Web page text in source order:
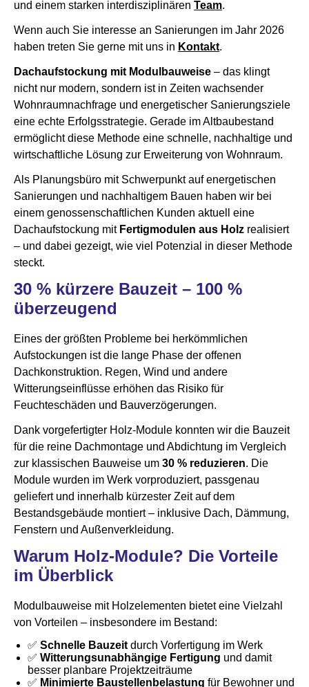
und einem starken interdisziplinären Team.
Wenn auch Sie interesse an Sanierungen im Jahr 2026
haben treten Sie gerne mit uns in Kontakt.
Dachaufstockung mit Modulbauweise – das klingt
nicht nur modern, sondern ist in Zeiten wachsender
Wohnraumnachfrage und energetischer Sanierungsziele
eine echte Erfolgsstrategie. Gerade im Altbaubestand
ermöglicht diese Methode eine schnelle, nachhaltige und
wirtschaftliche Lösung zur Erweiterung von Wohnraum.
Als Planungsbüro mit Schwerpunkt auf energetischen
Sanierungen und nachhaltigem Bauen haben wir bei
einem genossenschaftlichen Kunden aktuell eine
Dachaufstockung mit Fertigmodulen aus Holz realisiert
– und dabei gezeigt, wie viel Potenzial in dieser Methode
steckt.
30 % kürzere Bauzeit – 100 %
überzeugend
Eines der größten Probleme bei herkömmlichen
Aufstockungen ist die lange Phase der offenen
Dachkonstruktion. Regen, Wind und andere
Witterungseinflüsse erhöhen das Risiko für
Feuchteschäden und Bauverzögerungen.
Dank vorgefertigter Holz-Module konnten wir die Bauzeit
für die reine Dachmontage und Abdichtung im Vergleich
zur klassischen Bauweise um 30 % reduzieren. Die
Module wurden im Werk vorproduziert, passgenau
geliefert und innerhalb kürzester Zeit auf dem
Bestandsgebäude montiert – inklusive Dach, Dämmung,
Fenstern und Außenverkleidung.
Warum Holz-Module? Die Vorteile
im Überblick
Modulbauweise mit Holzelementen bietet eine Vielzahl
von Vorteilen – insbesondere im Bestand:
✅ Schnelle Bauzeit durch Vorfertigung im Werk
✅ Witterungsunabhängige Fertigung und damit
besser planbare Projektzeiträume
✅ Minimierte Baustellenbelastung für Bewohner und